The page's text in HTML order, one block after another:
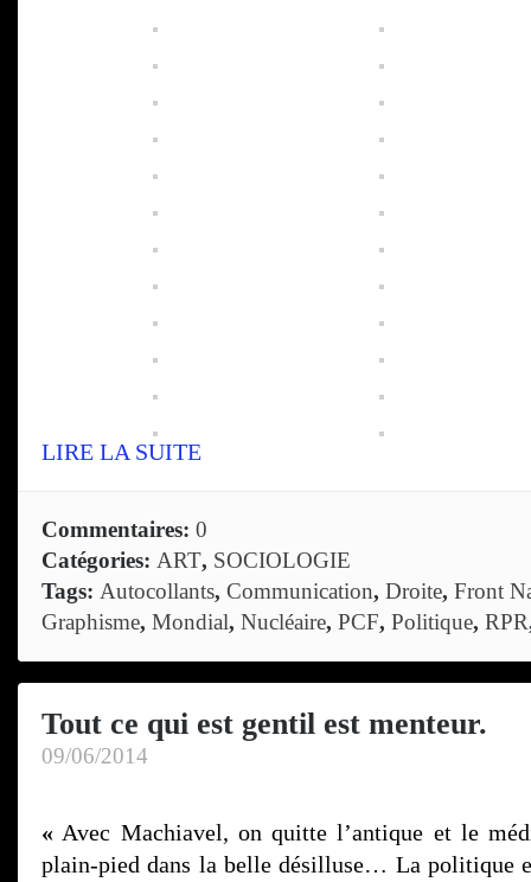
LIRE LA SUITE
Commentaires: 0
Catégories: ART, SOCIOLOGIE
Tags: Autocollants, Communication, Droite, Front
Graphisme, Mondial, Nucléaire, PCF, Politique, RPR
Tout ce qui est gentil est menteur.
09/06/2014
« Avec Machiavel, on quitte l’antique et le
plain-pied dans la belle désilluse… La politique